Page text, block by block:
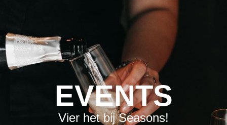
EVENTS
Vier het bij Seasons!